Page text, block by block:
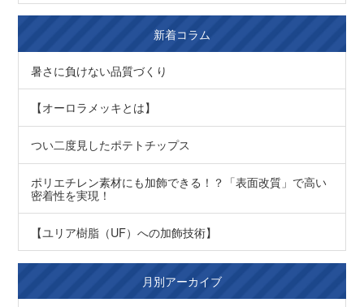
新着コラム
暑さに負けない品質づくり
【オーロラメッキとは】
つい二度見したポテトチップス
ポリエチレン素材にも加飾できる！？「表面改質」で高い
密着性を実現！
【ユリア樹脂（UF）への加飾技術】
月別アーカイブ